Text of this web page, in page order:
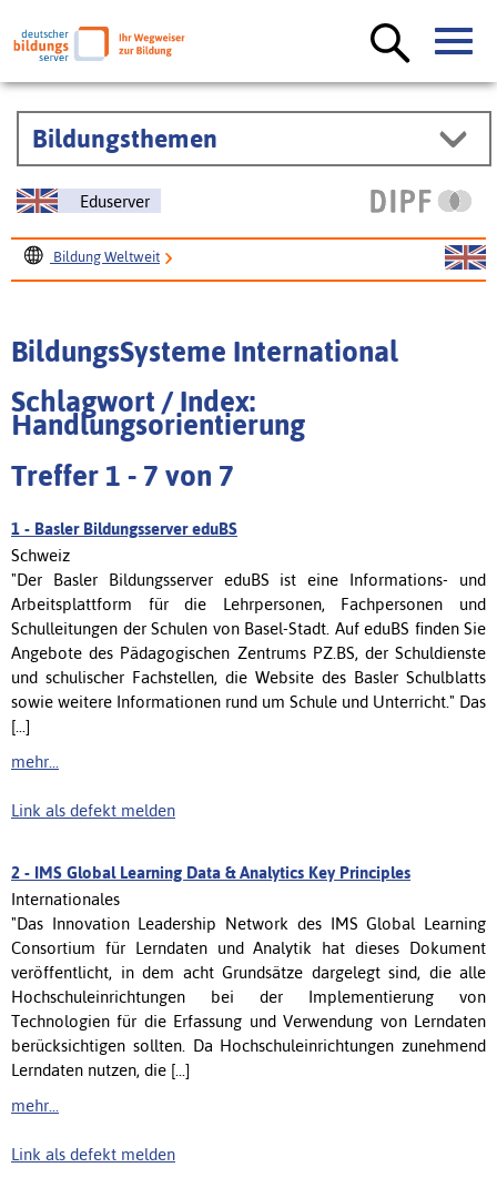
Bildungsthemen
Eduserver
Bildung Weltweit
BildungsSysteme International
Schlagwort / Index:
Handlungsorientierung
Treffer 1 - 7 von 7
1 - Basler Bildungsserver eduBS
Schweiz
"Der Basler Bildungsserver eduBS ist eine Informations- und
Arbeitsplattform für die Lehrpersonen, Fachpersonen und
Schulleitungen der Schulen von Basel-Stadt. Auf eduBS finden Sie
Angebote des Pädagogischen Zentrums PZ.BS, der Schuldienste
und schulischer Fachstellen, die Website des Basler Schulblatts
sowie weitere Informationen rund um Schule und Unterricht." Das
[...]
mehr...
Link als defekt melden
2 - IMS Global Learning Data & Analytics Key Principles
Internationales
"Das Innovation Leadership Network des IMS Global Learning
Consortium für Lerndaten und Analytik hat dieses Dokument
veröffentlicht, in dem acht Grundsätze dargelegt sind, die alle
Hochschuleinrichtungen bei der Implementierung von
Technologien für die Erfassung und Verwendung von Lerndaten
berücksichtigen sollten. Da Hochschuleinrichtungen zunehmend
Lerndaten nutzen, die [...]
mehr...
Link als defekt melden